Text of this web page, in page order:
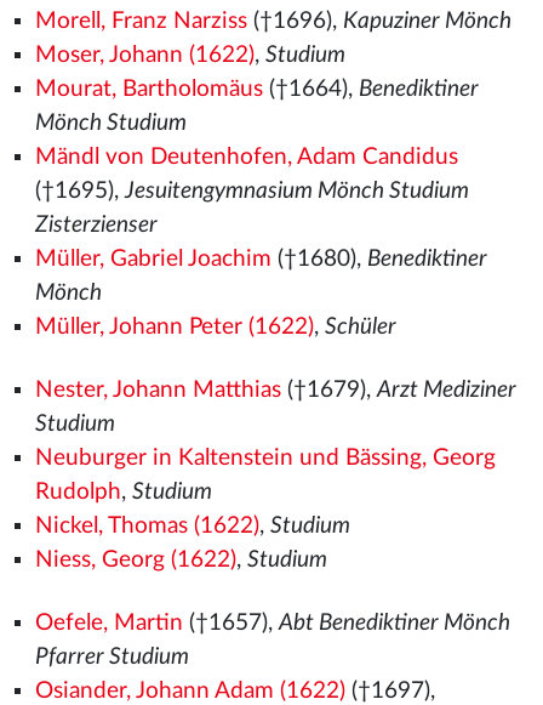
Morell, Franz Narziss(†1696), Kapuziner Mönch
Moser, Johann (1622), Studium
Mourat, Bartholomäus(†1664), Benediktiner
Mönch Studium
Mändl von Deutenhofen, Adam Candidus
(†1695),Jesuitengymnasium Mönch Studium
Zisterzienser
Müller, Gabriel Joachim (†1680), Benediktiner
Mönch
Müller, Johann Peter (1622), Schüler
Nester, Johann Matthias(†1679),Arzt Mediziner
Studium
Neuburger in Kaltenstein und Bässing, Georg
Rudolph, Studium
Nickel, Thomas (1622), Studium
Niess, Georg (1622), Studium
Oefele, Martin (†1657),Abt Benediktiner Mönch
Pfarrer Studium
Osiander, Johann Adam (1622)(†1697),